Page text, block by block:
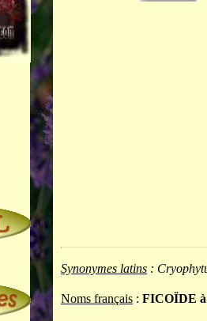
Synonymes latins :
Noms français : FICOÏDE